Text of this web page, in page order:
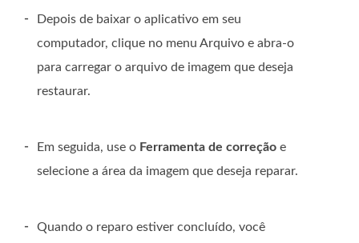
-
Depois de baixar o aplicativo em seu
computador, clique no menu Arquivo e abra-o
para carregar o arquivo de imagem que deseja
restaurar.
- Em seguida, use o Ferramenta de correção e
selecione a área da imagem que deseja reparar.
-
Quando o reparo estiver concluído, você